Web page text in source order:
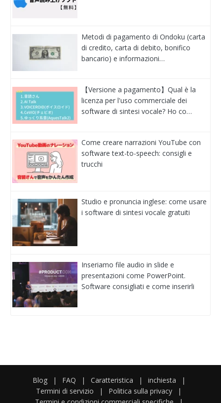
Metodi di pagamento di Ondoku (carta
di credito, carta di debito, bonifico
bancario) e informazioni…
【Versione a pagamento】Qual è la
licenza per l'uso commerciale dei
software di sintesi vocale? Ho co…
Come creare narrazioni YouTube con
software text-to-speech: consigli e
trucchi
Studio e pronuncia inglese: come usare
i software di sintesi vocale gratuiti
Inseriamo file audio in slide e
presentazioni come PowerPoint.
Software consigliati e come inserirli
Blog | FAQ | Caratteristica | inchiesta
|
Termini di servizio
| Politica sulla privacy
|